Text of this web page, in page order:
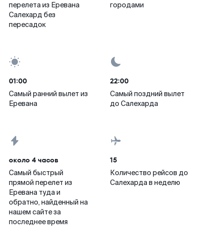
перелета из Еревана
Салехард без
пересадок
городами
01:00
Самый ранний вылет из
Еревана
22:00
Самый поздний вылет
до Салехарда
около 4 часов
Самый быстрый
прямой перелет из
Еревана туда и
обратно, найденный на
нашем сайте за
последнее время
15
Количество рейсов до
Салехарда в неделю